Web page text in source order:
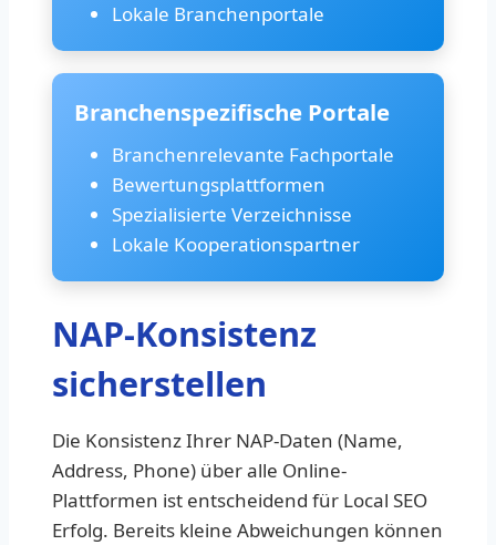
Lokale Branchenportale
Branchenspezifische Portale
Branchenrelevante Fachportale
Bewertungsplattformen
Spezialisierte Verzeichnisse
Lokale Kooperationspartner
NAP-Konsistenz
sicherstellen
Die Konsistenz Ihrer NAP-Daten (Name,
Address, Phone) über alle Online-
Plattformen ist entscheidend für Local SEO
Erfolg. Bereits kleine Abweichungen können